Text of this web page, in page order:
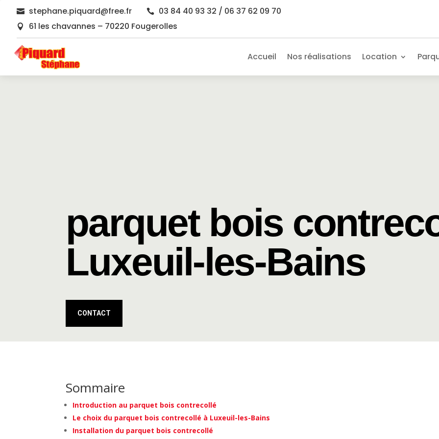
 stephane.piquard@free.fr  03 84 40 93 32 / 06 37 62 09 70
 61 les chavannes – 70220 Fougerolles
Accueil Nos réalisations Location
parquet bois
Luxeuil-les-Bains
CONTACT
Sommaire
Introduction au parquet bois contrecollé
Le choix du parquet bois contrecollé à Luxeuil-les-Bains
Installation du parquet bois contrecollé